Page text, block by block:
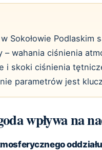
Sokołowie Podlaskim
– wahania ciśnienia
i skoki ciśnienia
parametrów jest
wpływa na